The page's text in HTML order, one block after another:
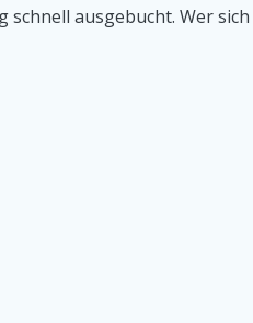
schnell ausgebucht. Wer